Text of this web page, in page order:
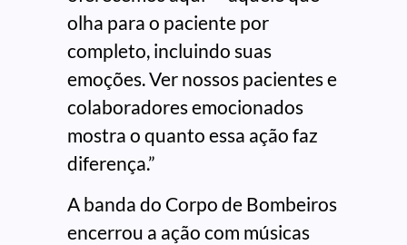
olha para o paciente por
completo, incluindo suas
emoções. Ver nossos pacientes e
colaboradores emocionados
mostra o quanto essa ação faz
diferença.”
A banda do Corpo de Bombeiros
encerrou a ação com músicas